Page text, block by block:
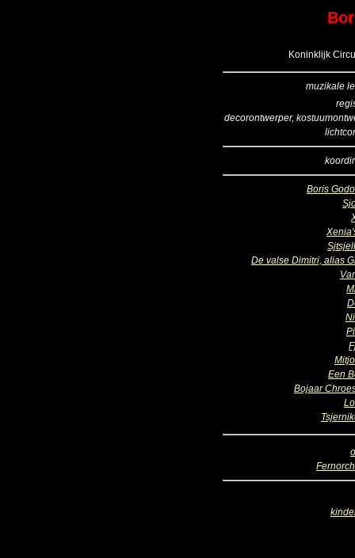
Koninklijk
muzikale
decorontwerper,
Boris
De valse Dimitri, alias
Een
Bojaar